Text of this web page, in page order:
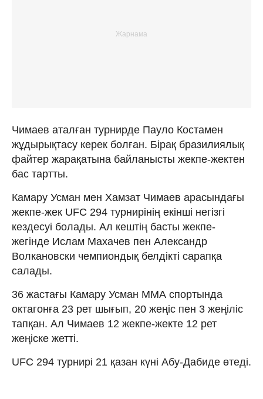
Чимаев аталған турнирде Пауло Костамен
жұдырықтасу керек болған. Бірақ бразилиялық
файтер жарақатына байланысты жекпе-жектен
бас тартты.
Камару Усман мен Хамзат Чимаев арасындағы
жекпе-жек UFC 294 турнирінің екінші негізгі
кездесуі болады. Ал кештің басты жекпе-
жегінде Ислам Махачев пен Александр
Волкановски чемпиондық белдікті сарапқа
салады.
36 жастағы Камару Усман ММА спортында
октагонға 23 рет шығып, 20 жеңіс пен 3 жеңіліс
тапқан. Ал Чимаев 12 жекпе-жекте 12 рет
жеңіске жетті.
UFC 294 турнирі 21 қазан күні Абу-Дабиде өтеді.